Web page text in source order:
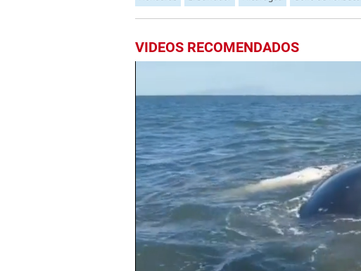
VIDEOS RECOMENDADOS